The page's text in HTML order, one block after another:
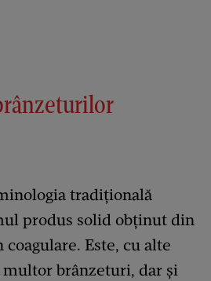
tradițională
produs solid obținut din
Este, cu alte
brânzeturi, dar și